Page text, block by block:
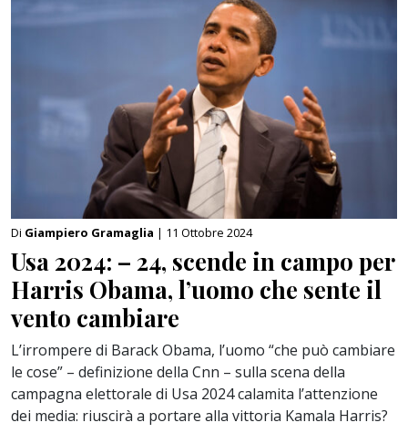
Di Giampiero Gramaglia | 11 Ottobre 2024
Usa 2024: – 24, scende in campo per
Harris Obama, l’uomo che sente il
vento cambiare
L’irrompere di Barack Obama, l’uomo “che può cambiare
le cose” – definizione della Cnn – sulla scena della
campagna elettorale di Usa 2024 calamita l’attenzione
dei media: riuscirà a portare alla vittoria Kamala Harris?